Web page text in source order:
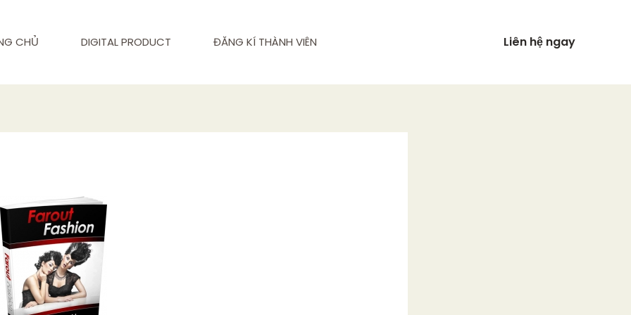
CHỦ DIGITAL PRODUCT ĐĂNG KÍ THÀNH VIÊN Liên hệ ngay